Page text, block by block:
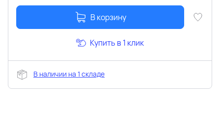
В корзину
Купить в 1 клик
В наличии на 1 складе